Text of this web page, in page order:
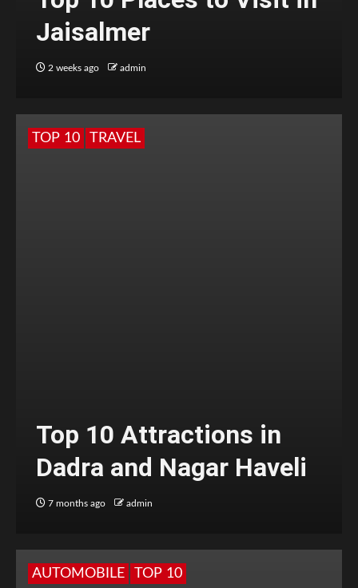
Jaisalmer
2 weeks ago admin
TOP 10 TRAVEL
Top 10 Attractions in
Dadra and Nagar Haveli
7 months ago admin
AUTOMOBILE TOP 10